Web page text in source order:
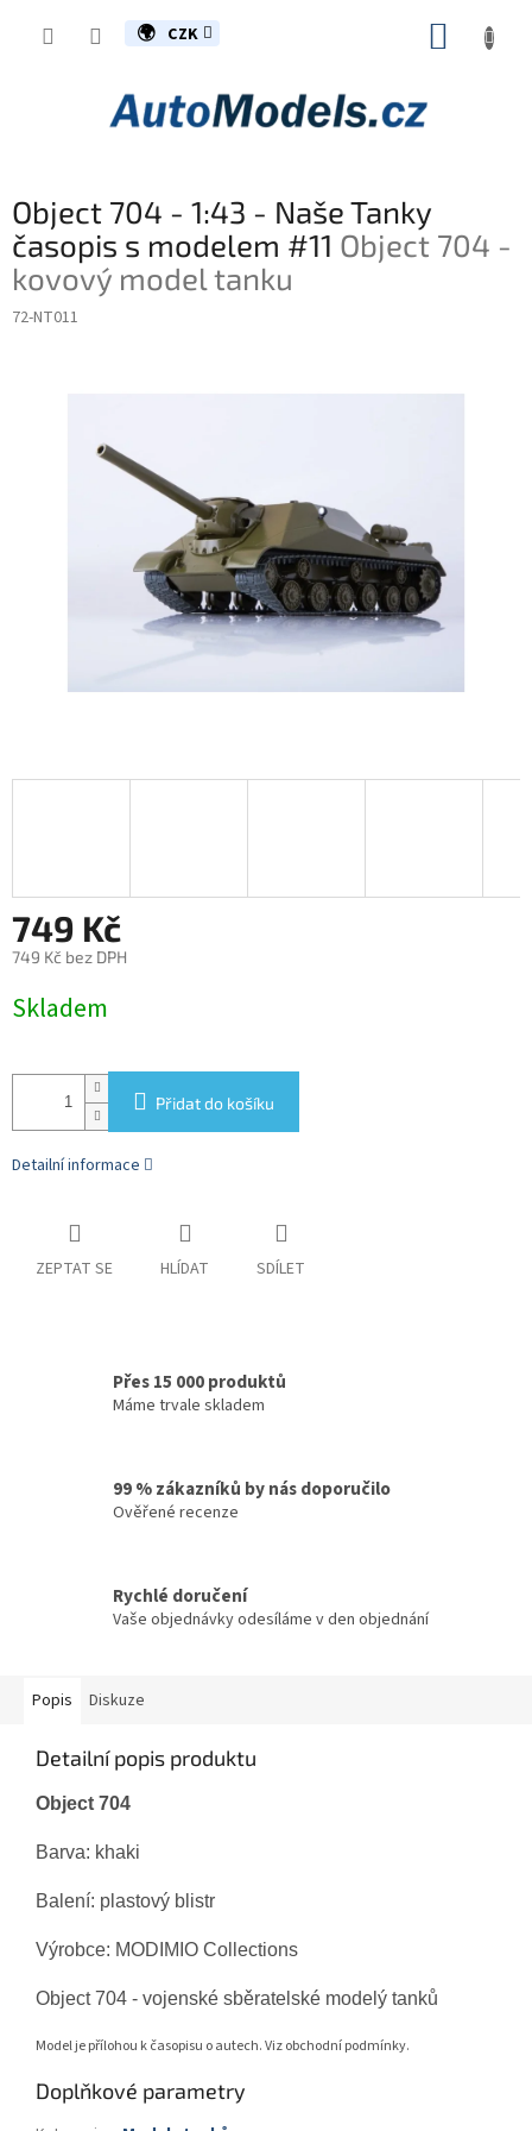
CZK
Object 704 - 1:43 - Naše Tanky
časopis s modelem #11 Object 704 -
kovový model tanku
72-NT011
749 Kč
749 Kč bez DPH
cena:
Skladem
Přidat do košíku
Detailní informace
ZEPTAT SE HLÍDAT SDÍLET
Přes 15 000 produktů
Máme trvale skladem
99 % zákazníků by nás doporučilo
Ověřené recenze
Rychlé doručení
Vaše objednávky odesíláme v den objednání
Popis Diskuze
Detailní popis produktu
Object 704
Barva: khaki
Balení: plastový blistr
Výrobce: MODIMIO Collections
Object 704 - vojenské sběratelské modelý tanků
Model je přílohou k časopisu o autech. Viz obchodní podmínky.
Doplňkové parametry